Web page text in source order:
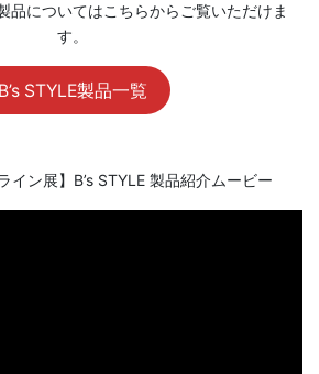
品についてはこちらからご覧いただけま
す。
B’s STYLE製品一覧
イン展】B’s STYLE 製品紹介ムービー